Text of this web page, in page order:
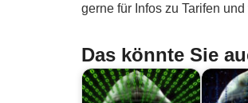
gerne für Infos zu Tarifen
Das könnte Sie